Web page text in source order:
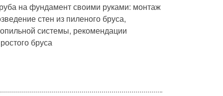
на фундамент своими руками: монтаж
стен из пиленого бруса,
системы, рекомендации
бруса